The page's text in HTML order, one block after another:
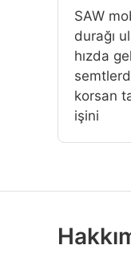
SAW
durağı
hızda
korsan
işini